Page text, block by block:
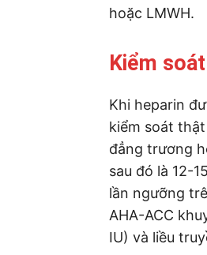
hoặc LMWH.
Kiểm
Khi heparin
kiểm soát
đẳng trương
sau đó là 12-
lần ngưỡng
AHA-ACC
IU) và liều